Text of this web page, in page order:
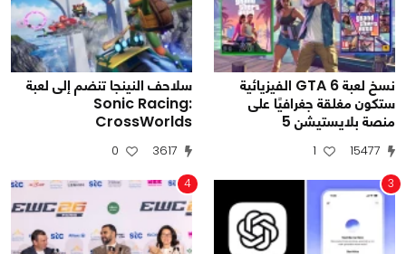
نسخ لعبة GTA 6 الفيزيائية
ستكون مغلقة جغرافيًا على
منصة بلايستيشن 5
15477
1
سلاحف النينجا تنضم إلى لعبة
Sonic Racing:
CrossWorlds
3617
0
3
4